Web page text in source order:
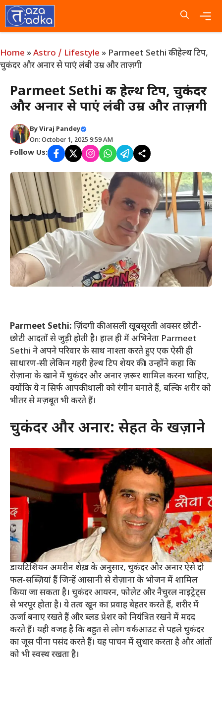
Skip
to
content
Home »Astro / Lifestyle » Parmeet Sethi की हेल्थ टिप,
चुकंदर और अनार से पाएं लंबी उम्र और ताज़गी
Parmeet Sethi की हेल्थ टिप, चुकंदर
और अनार से पाएं लंबी उम्र और ताज़गी
ByViraj Pandey
On: October 1, 2025 9:59 AM
Follow Us:
Parmeet Sethi: ज़िंदगी की असली खूबसूरती अक्सर छोटी-
छोटी आदतों से जुड़ी होती है। हाल ही में अभिनेता Parmeet
Sethi ने अपने परिवार के साथ नाश्ता करते हुए एक ऐसी ही
साधारण-सी लेकिन गहरी हेल्थ टिप शेयर की। उन्होंने कहा कि
रोज़ाना के खाने में चुकंदर और अनार ज़रूर शामिल करना चाहिए,
क्योंकि ये न सिर्फ आपकी थाली को रंगीन बनाते हैं, बल्कि शरीर को
भीतर से मज़बूत भी करते हैं।
चुकंदर और अनार: सेहत के खज़ाने
डायटिशियन अमरीन शेख़ के अनुसार, चुकंदर और अनार ऐसे दो
फल-सब्ज़ियां हैं जिन्हें आसानी से रोज़ाना के भोजन में शामिल
किया जा सकता है। चुकंदर आयरन, फोलेट और नैचुरल नाइट्रेट्स
से भरपूर होता है। ये तत्व खून का प्रवाह बेहतर करते हैं, शरीर में
ऊर्जा बनाए रखते हैं और ब्लड प्रेशर को नियंत्रित रखने में मदद
करते हैं। यही वजह है कि बहुत से लोग वर्कआउट से पहले चुकंदर
का जूस पीना पसंद करते हैं। यह पाचन में सुधार करता है और आंतों
को भी स्वस्थ रखता है।